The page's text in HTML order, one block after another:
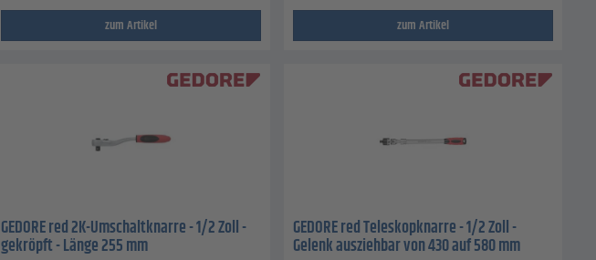
zum Artikel zum Artikel
GEDORE red 2K-Umschaltknarre - 1/2 Zoll -
gekröpft - Länge 255 mm
GEDORE red Teleskopknarre - 1/2 Zoll -
Gelenk ausziehbar von 430 auf 580 mm